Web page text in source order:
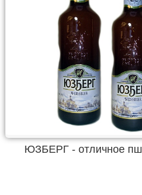
ЮЗБЕРГ - отличное